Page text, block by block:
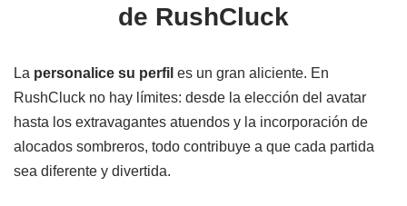
de RushCluck
La personalice su perfil es un gran aliciente. En
RushCluck no hay límites: desde la elección del avatar
hasta los extravagantes atuendos y la incorporación de
alocados sombreros, todo contribuye a que cada partida
sea diferente y divertida.